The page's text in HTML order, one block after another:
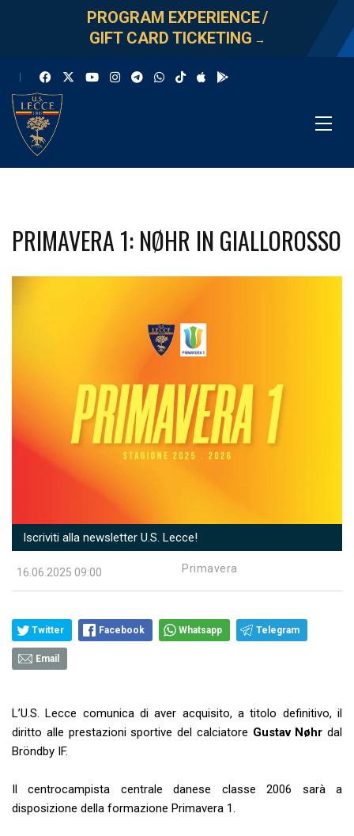
PROGRAM EXPERIENCE/
GIFT CARD TICKETING →
PRIMAVERA 1: NØHR IN GIALLOROSSO
Iscriviti alla newsletter U.S. Lecce!
16.06.2025 09:00 Primavera
Twitter Facebook Whatsapp Telegram
Email
L’U.S. Lecce comunica di aver acquisito, a titolo definitivo, il
diritto alle prestazioni sportive del calciatore Gustav Nøhr dal
Bröndby IF.
Il centrocampista centrale danese classe 2006 sarà a
disposizione della formazione Primavera 1.